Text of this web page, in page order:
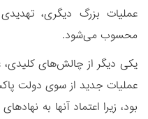
عملیات بزرگ دیگری،
محسوب می‌شود.
یکی دیگر از چالش‌های
عملیات جدید از سوی دولت
بود، زیرا اعتماد آنها به